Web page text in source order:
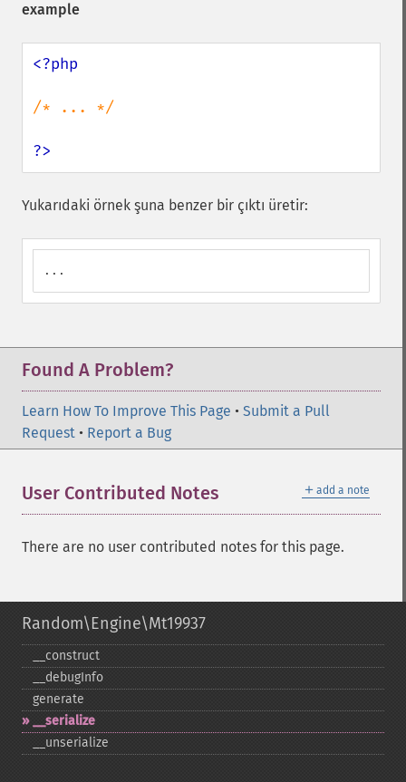
example
<?php
/* ... */
?>
Yukarıdaki örnek şuna benzer bir çıktı üretir:
...
Found A Problem?
Learn How To Improve This Page • Submit a Pull
Request • Report a Bug
＋ add a note
User Contributed Notes
There are no user contributed notes for this page.
Random\Engine\Mt19937
_​_​construct
_​_​debugInfo
generate
_​_​serialize
_​_​unserialize